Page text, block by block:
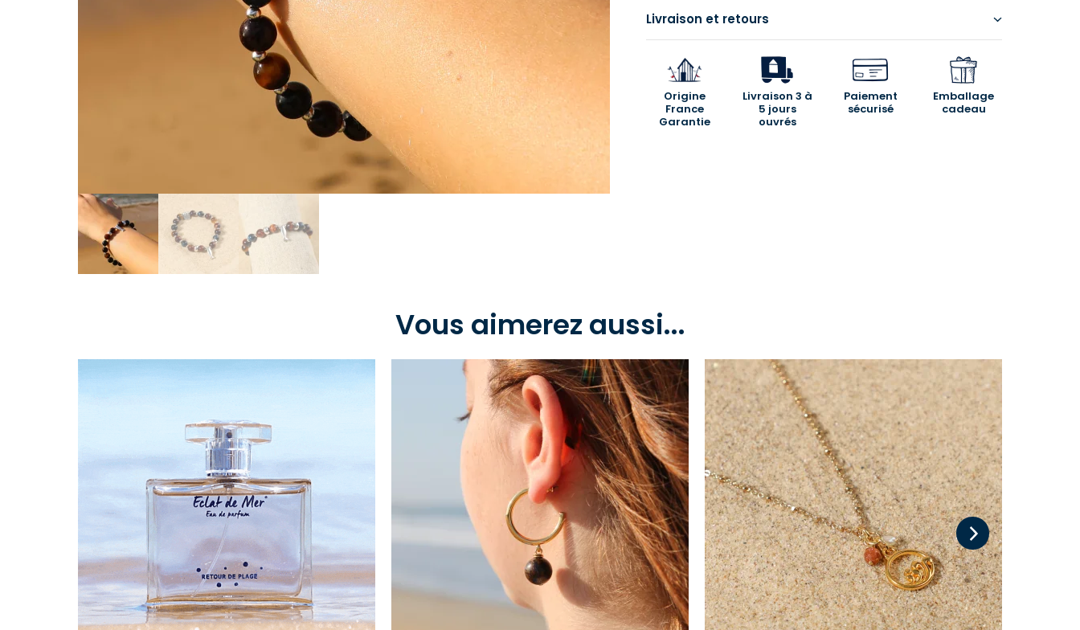
Livraison et retours
Origine
France
Garantie
Livraison 3 à
5 jours
ouvrés
Paiement
sécurisé
Emballage
cadeau
Vous aimerez aussi...